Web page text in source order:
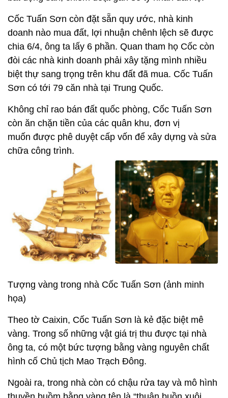
Cốc Tuấn Sơn còn đặt sẵn quy ước, nhà kinh
doanh nào mua đất, lợi nhuận chênh lệch sẽ được
chia 6/4, ông ta lấy 6 phần. Quan tham họ Cốc còn
đòi các nhà kinh doanh phải xây tặng mình nhiều
biệt thự sang trọng trên khu đất đã mua. Cốc Tuấn
Sơn có tới 79 căn nhà tại Trung Quốc.
Không chỉ rao bán đất quốc phòng, Cốc Tuấn Sơn
còn ăn chặn tiền của các quân khu, đơn vị
muốn được phê duyệt cấp vốn để xây dựng và sửa
chữa công trình.
Tượng vàng trong nhà Cốc Tuấn Sơn (ảnh minh
họa)
Theo tờ Caixin, Cốc Tuấn Sơn là kẻ đặc biệt mê
vàng. Trong số những vật giá trị thu được tại nhà
ông ta, có một bức tượng bằng vàng nguyên chất
hình cố Chủ tịch Mao Trạch Đông.
Ngoài ra, trong nhà còn có chậu rửa tay và mô hình